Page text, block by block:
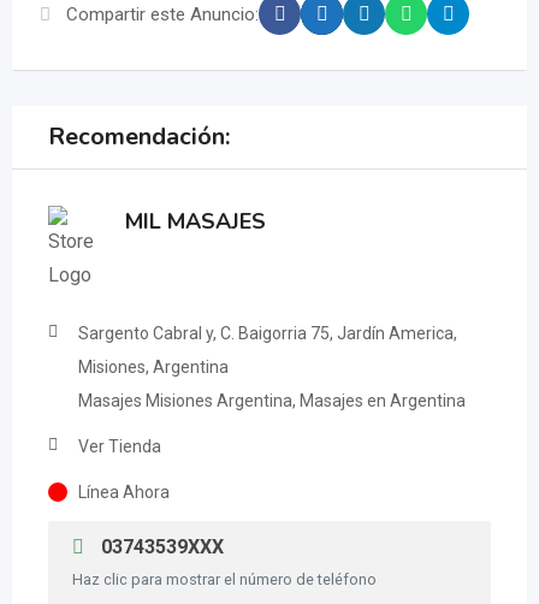
Compartir este Anuncio:
Recomendación:
MIL MASAJES
Sargento Cabral y, C. Baigorria 75, Jardín America,
Misiones, Argentina
Masajes Misiones Argentina, Masajes en Argentina
Ver Tienda
Línea Ahora
03743539XXX
Haz clic para mostrar el número de teléfono